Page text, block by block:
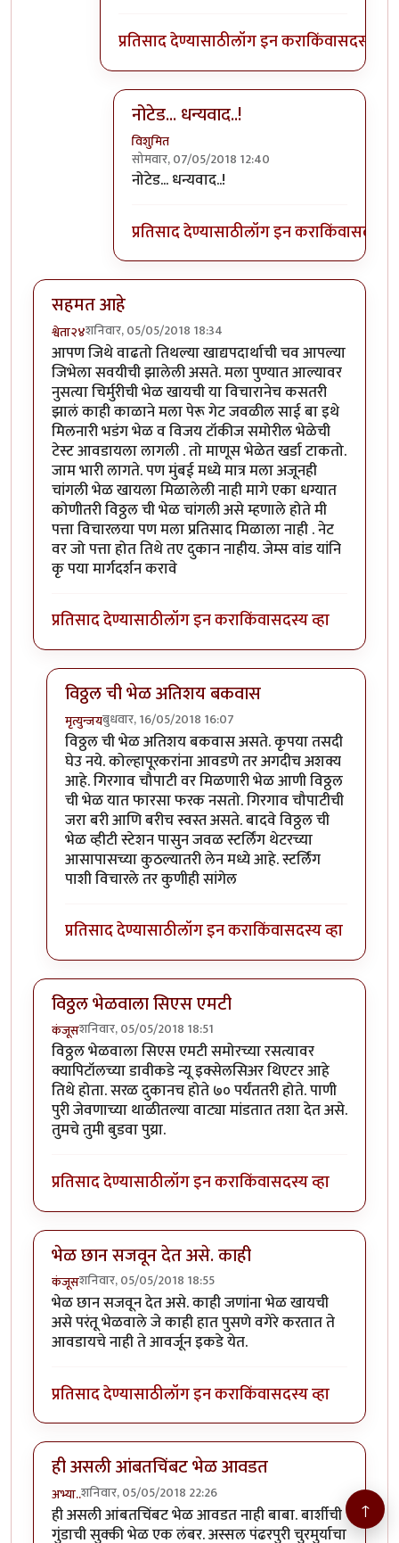
प्रतिसाद देण्यासाठीलॉग इन कराकिंवासदस्य व्हा
नोटेड... धन्यवाद..!
विशुमित
सोमवार, 07/05/2018 12:40
In reply toपुण्यात सर्वोत्तम भेळ म्हणजे
नोटेड... धन्यवाद..!
प्रतिसाद देण्यासाठीलॉग इन कराकिंवासदस्य
सहमत आहे
श्वेता२४शनिवार, 05/05/2018 18:34
आपण जिथे वाढतो तिथल्या खाद्यपदार्थाची चव आपल्या
जिभेला सवयीची झालेली असते. मला पुण्यात आल्यावर
नुसत्या चिर्मुरीची भेळ खायची या विचारानेच कसतरी
झालं काही काळाने मला पेरू गेट जवळील साई बा इथे
मिलनारी भडंग भेळ व विजय टॉकीज समोरील भेळेची
टेस्ट आवडायला लागली . तो माणूस भेळेत खर्डा टाकतो.
जाम भारी लागते. पण मुंबई मध्ये मात्र मला अजूनही
चांगली भेळ खायला मिळालेली नाही मागे एका धग्यात
कोणीतरी विठ्ठल ची भेळ चांगली असे म्हणाले होते मी
पत्ता विचारलया पण मला प्रतिसाद मिळाला नाही . नेट
वर जो पत्ता होत तिथे तए दुकान नाहीय. जेम्स वांड यांनि
कृ पया मार्गदर्शन करावे
प्रतिसाद देण्यासाठीलॉग इन कराकिंवासदस्य व्हा
विठ्ठल ची भेळ अतिशय बकवास
मृत्युन्जयबुधवार, 16/05/2018 16:07
In reply toसहमत आहेbyश्वेता२४
विठ्ठल ची भेळ अतिशय बकवास असते. कृपया तसदी
घेउ नये. कोल्हापूरकरांना आवडणे तर अगदीच अशक्य
आहे. गिरगाव चौपाटी वर मिळणारी भेळ आणी विठ्ठल
ची भेळ यात फारसा फरक नसतो. गिरगाव चौपाटीची
जरा बरी आणि बरीच स्वस्त असते. बादवे विठ्ठल ची
भेळ व्हीटी स्टेशन पासुन जवळ स्टर्लिंग थेटरच्या
आसापासच्या कुठल्यातरी लेन मध्ये आहे. स्टर्लिंग
पाशी विचारले तर कुणीही सांगेल
प्रतिसाद देण्यासाठीलॉग इन कराकिंवासदस्य व्हा
विठ्ठल भेळवाला सिएस एमटी
कंजूसशनिवार, 05/05/2018 18:51
विठ्ठल भेळवाला सिएस एमटी समोरच्या रसत्यावर
क्यापिटॉलच्या डावीकडे न्यू इक्सेलसिअर थिएटर आहे
तिथे होता. सरळ दुकानच होते ७० पर्यंततरी होते. पाणी
पुरी जेवणाच्या थाळीतल्या वाट्या मांडतात तशा देत असे.
तुमचे तुमी बुडवा पुय्रा.
प्रतिसाद देण्यासाठीलॉग इन कराकिंवासदस्य व्हा
भेळ छान सजवून देत असे. काही
कंजूसशनिवार, 05/05/2018 18:55
भेळ छान सजवून देत असे. काही जणांना भेळ खायची
असे परंतू भेळवाले जे काही हात पुसणे वगेरे करतात ते
आवडायचे नाही ते आवर्जून इकडे येत.
प्रतिसाद देण्यासाठीलॉग इन कराकिंवासदस्य व्हा
ही असली आंबतचिंबट भेळ आवडत
अभ्या..शनिवार, 05/05/2018 22:26
ही असली आंबतचिंबट भेळ आवडत नाही बाबा. बार्शीची
गुंडाची सुक्की भेळ एक लंबर. अस्सल पंढरपुरी चुरमुर्याचा
↑